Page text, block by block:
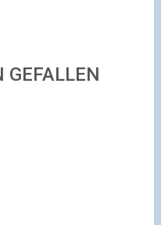
GEFALLEN